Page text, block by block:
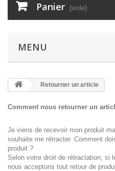
Panier (vide)
MENU
Retourner un article
Comment nous retourner un
Je viens de recevoir mon produit
souhaite me rétracter. Comment
produit ?
Selon votre droit de rétractation, si
nous acceptons tout retour de